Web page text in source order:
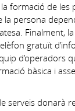
la formació de les
la persona
Finalment,
gratuït
d’operadors
bàsica i
serveis donarà